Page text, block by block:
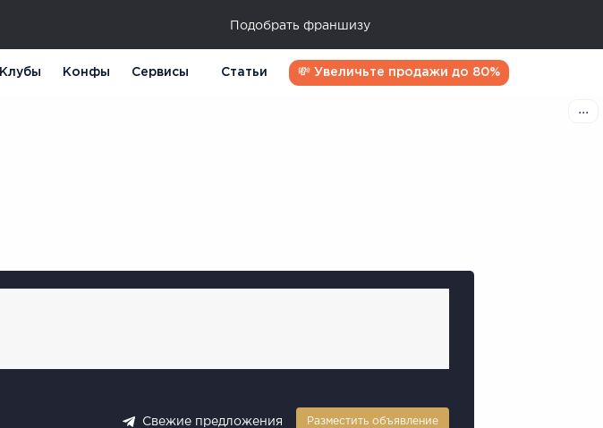
Подобрать франшизу
Клубы Конфы Сервисы Статьи 💸 Увеличьте продажи до 80%
Свежие предложения Разместить объявление